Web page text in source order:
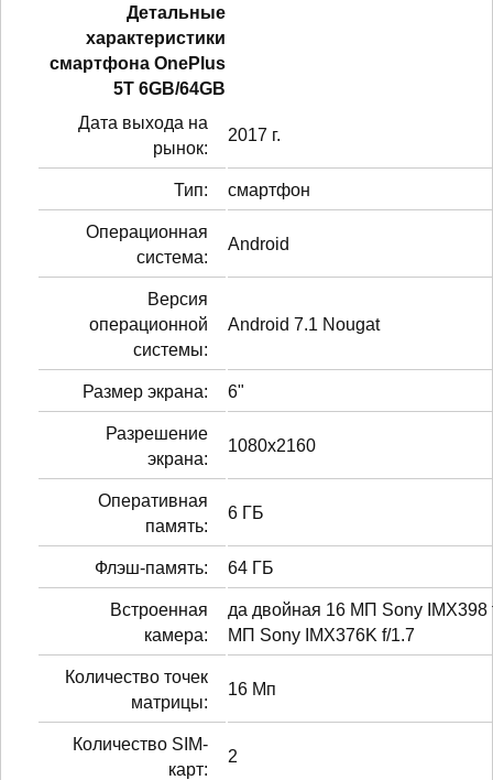
Детальные
характеристики
смартфонa OnePlus
5T 6GB/64GB
Дата выхода на
рынок:
2017 г.
Тип: смартфон
Операционная
система:
Android
Версия
операционной
системы:
Android 7.1 Nougat
Размер экрана: 6"
Разрешение
экрана:
1080x2160
Оперативная
память:
6 ГБ
Флэш-память: 64 ГБ
Встроенная
камера:
да двойная 16 МП Sony IMX398
МП Sony IMX376K f/1.7
Количество точек
матрицы:
16 Мп
Количество SIM-
карт:
2